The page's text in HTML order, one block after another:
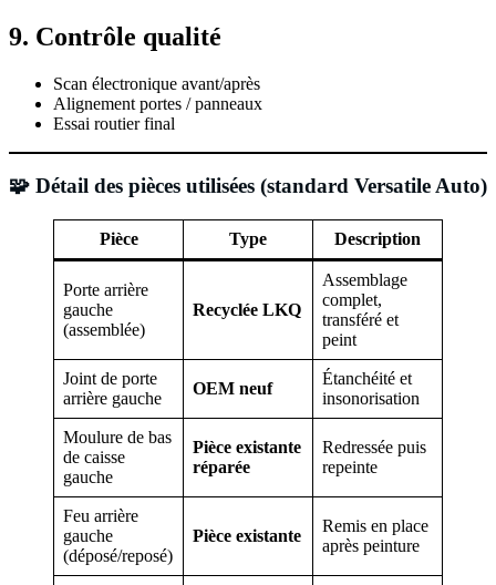
9. Contrôle qualité
Scan électronique avant/après
Alignement portes / panneaux
Essai routier final
🧩 Détail des pièces utilisées (standard Versatile Auto)
Pièce Type Description
Porte arrière
gauche
(assemblée)
Recyclée LKQ
Assemblage
complet,
transféré et
peint
Joint de porte
arrière gauche
OEM neuf
Étanchéité et
insonorisation
Moulure de bas
de caisse
gauche
Pièce existante
réparée
Redressée puis
repeinte
Feu arrière
gauche
(déposé/reposé)
Pièce existante
Remis en place
après peinture